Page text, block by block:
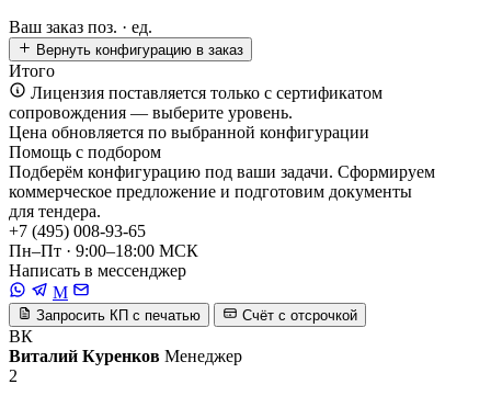
Ваш заказ поз. · ед.
Вернуть конфигурацию в заказ
Итого
Лицензия поставляется только с сертификатом
сопровождения — выберите уровень.
Цена обновляется по выбранной конфигурации
Помощь с подбором
Подберём конфигурацию под ваши задачи. Сформируем
коммерческое предложение и подготовим документы
для тендера.
+7 (495) 008-93-65
Пн–Пт · 9:00–18:00 МСК
Написать в мессенджер
M
Запросить КП с печатью Счёт с отсрочкой
ВК
Виталий Куренков Менеджер
2